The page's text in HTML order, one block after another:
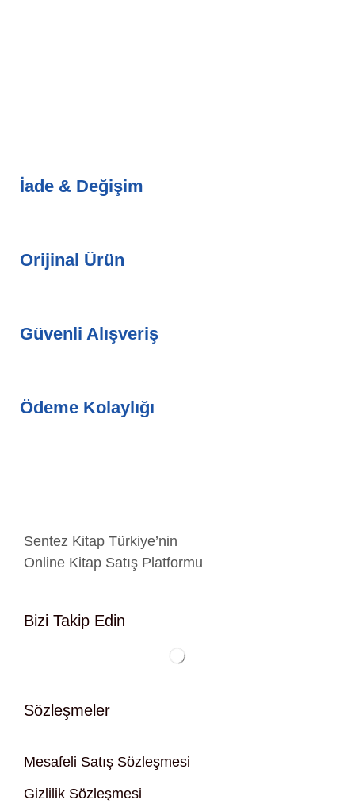
İade & Değişim
Orijinal Ürün
Güvenli Alışveriş
Ödeme Kolaylığı
Sentez Kitap Türkiye’nin
Online Kitap Satış Platformu
Bizi Takip Edin
Sözleşmeler
Mesafeli Satış Sözleşmesi
Gizlilik Sözleşmesi